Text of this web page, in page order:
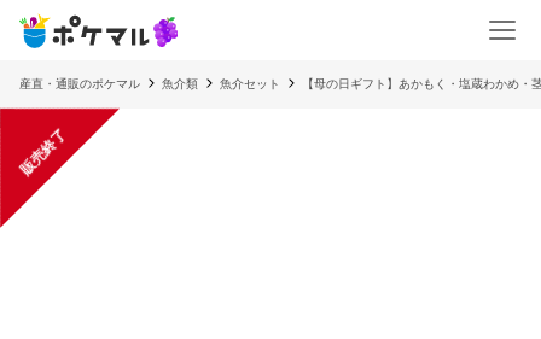
産直・通販のポケマル 魚介類 魚介セット 【母の日ギフト】あかもく・塩蔵わかめ・
販売終了